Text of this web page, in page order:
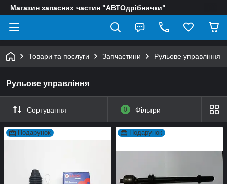
Магазин запасних частин "АВТОдрібнички"
Товари та послуги Запчастини Рульове управління
Рульове управління
Сортування 0 Фільтри
Подарунок Подарунок